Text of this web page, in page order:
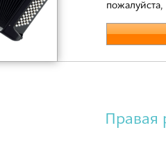
пожалуйста,
Правая